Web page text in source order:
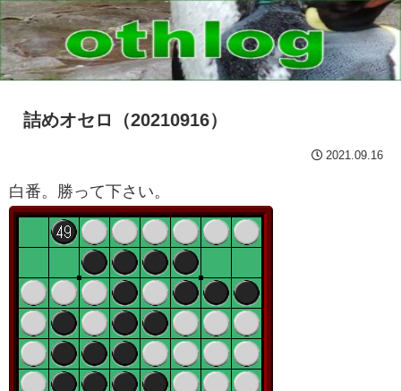
詰めオセロ（20210916）
2021.09.16
白番。勝って下さい。